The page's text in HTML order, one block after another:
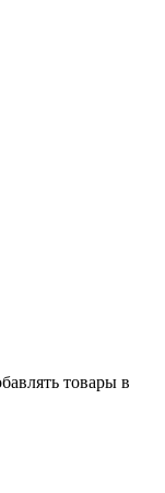
товары в